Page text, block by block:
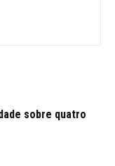
sobre quatro